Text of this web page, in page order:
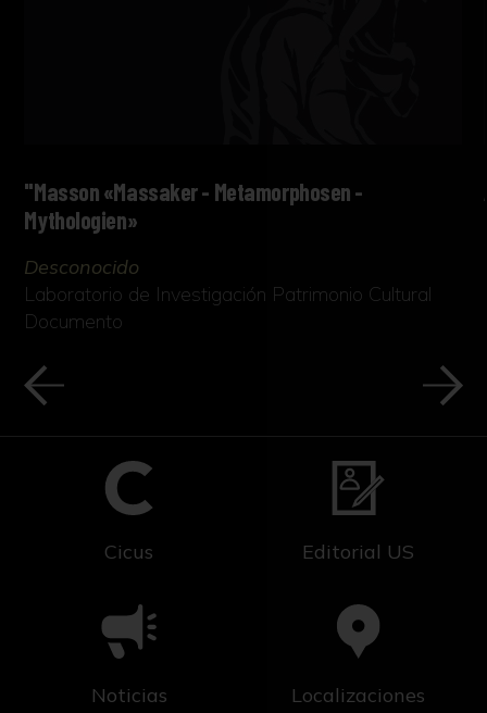
"Masson «Massaker - Metamorphosen -
Mythologien»
Desconocido
Laboratorio de Investigación Patrimonio Cultural
Documento
Cicus Editorial US
Noticias Localizaciones